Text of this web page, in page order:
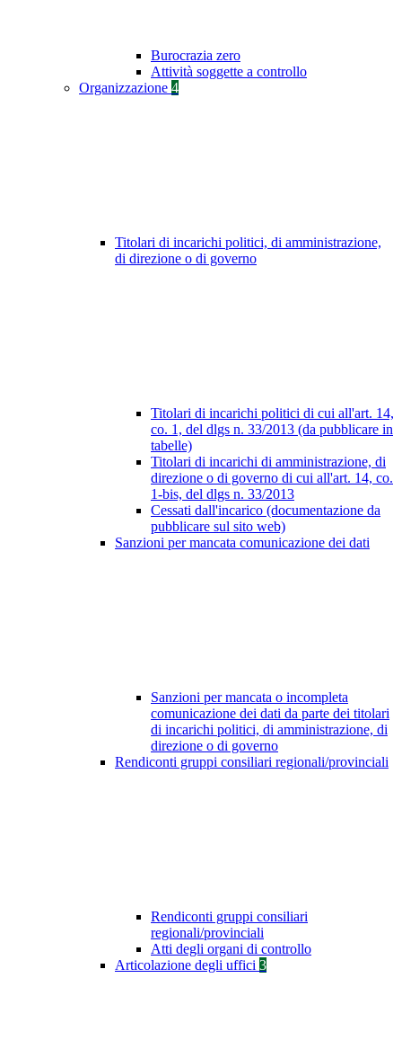
Burocrazia zero
Attività soggette a controllo
Organizzazione 4
Titolari di incarichi politici, di amministrazione,
di direzione o di governo
Titolari di incarichi politici di cui all'art. 14,
co. 1, del dlgs n. 33/2013 (da pubblicare in
tabelle)
Titolari di incarichi di amministrazione, di
direzione o di governo di cui all'art. 14, co.
1-bis, del dlgs n. 33/2013
Cessati dall'incarico (documentazione da
pubblicare sul sito web)
Sanzioni per mancata comunicazione dei dati
Sanzioni per mancata o incompleta
comunicazione dei dati da parte dei titolari
di incarichi politici, di amministrazione, di
direzione o di governo
Rendiconti gruppi consiliari regionali/provinciali
Rendiconti gruppi consiliari
regionali/provinciali
Atti degli organi di controllo
Articolazione degli uffici 3